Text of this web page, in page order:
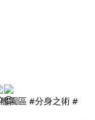
園區 #分身之術 #